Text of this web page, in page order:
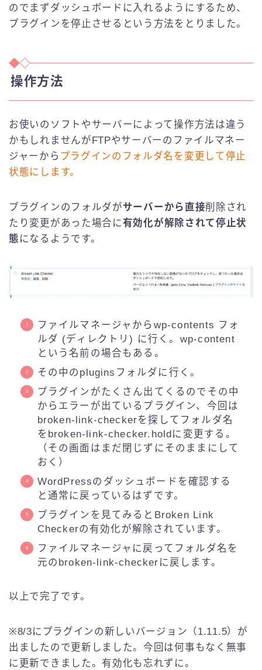
のでまずダッシュボードに入れるようにするため、
プラグインを停止させるという方法をとりました。
操作方法
お使いのソフトやサーバーによって操作方法は違う
かもしれませんがFTPやサーバーのファイルマネー
ジャーから プラグインのフォルダ名を変更して停止
状態にします。
プラグインのフォルダがサーバーから直接削除され
たり変更があった場合に有効化が解除されて停止状
態 になるようです。
ファイルマネージャからwp-contents フォ
ルダ (ディレクトリ) に行く。wp-content
という名前の場合もある。
その中のpluginsフォルダに行く。
プラグインがたくさん出てくるのでその中
からエラーが出ているプラグイン、今回は
broken-link-checkerを探してフォルダ名
をbroken-link-checker.holdに変更する。
（その画面はまだ閉じずにそのままにして
おく）
WordPressのダッシュボードを確認する
と通常に戻っているはずです。
プラグインを見てみるとBroken Link
Checkerの有効化が解除されています。
ファイルマネージャに戻ってフォルダ名を
元のbroken-link-checkerに戻します。
以上で完了です。
※8/3にプラグインの新しいバージョン（1.11.5）が
出ましたので更新しました。今回は何事もなく無事
に更新できました。有効化も忘れずに。